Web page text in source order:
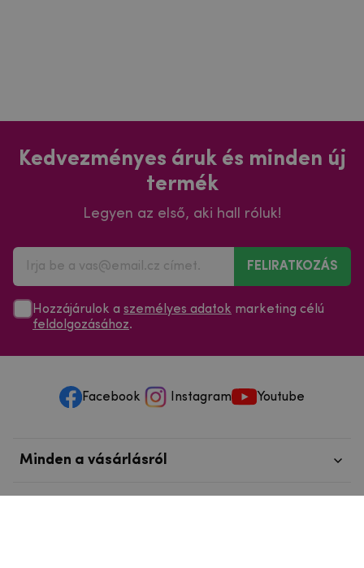
Kedvezményes áruk és minden új
termék
Legyen az első, aki hall róluk!
FELIRATKOZÁS
Hozzájárulok a személyes adatok marketing célú
feldolgozásához.
Facebook Instagram Youtube
Minden a vásárlásról